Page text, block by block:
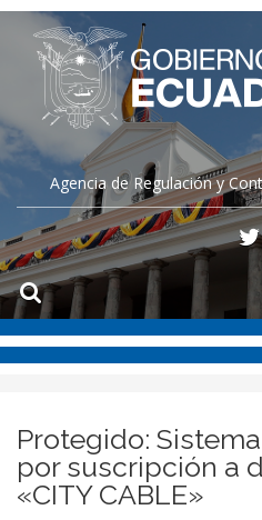
Agencia de Regulación y
Protegido:
por suscripción a
«CITY CABLE»